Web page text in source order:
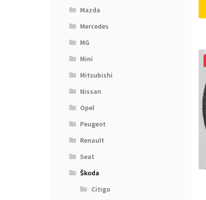
Mazda
Mercedes
MG
Mini
Mitsubishi
Nissan
Opel
Peugeot
Renault
Seat
Škoda
Citigo